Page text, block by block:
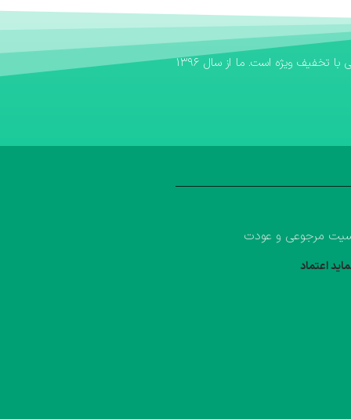
اگر به دنبال یک بانک کتاب مطمئن برای تهیه منابع آموزشی خود هستید، بانک کتاب آوا سریع‌ترین مسیر برای خرید کتاب کمک درسی و خرید کتاب درسی با تخفیف ویژه است. ما از سال ۱۳۹۶
مرجوعی و عودت
اعتماد